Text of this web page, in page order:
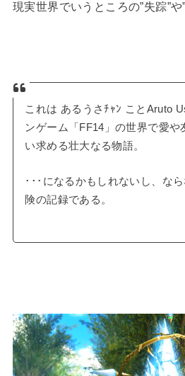
現実世界でいうところの”失踪”や
これは あるうさﾁｬﾝ ことAruto
ンゲーム「FF14」の世界で愛や
い求める壮大なる物語。
･･･になるかもしれないし、な
険の記録である。